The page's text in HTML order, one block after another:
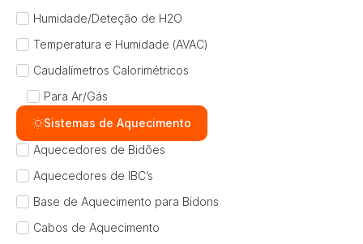
Humidade/Deteção de H2O
Temperatura e Humidade (AVAC)
Caudalímetros Calorimétricos
Para Ar/Gás
Sistemas de Aquecimento
Aquecedores de Bidões
Aquecedores de IBC’s
Base de Aquecimento para Bidons
Cabos de Aquecimento